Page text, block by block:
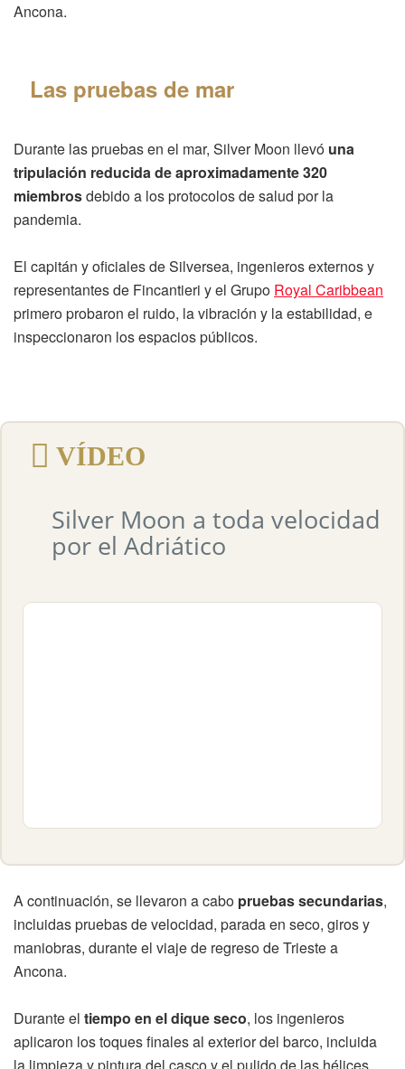
Ancona.
Las pruebas de mar
Durante las pruebas en el mar, Silver Moon llevó una
tripulación reducida de aproximadamente 320
miembrosdebido a los protocolos de salud por la
pandemia.
El capitán y oficiales de Silversea, ingenieros externos y
representantes de Fincantieri y el Grupo Royal Caribbean
primero probaron el ruido, la vibración y la estabilidad, e
inspeccionaron los espacios públicos.
VÍDEO
Silver Moon a toda velocidad
por el Adriático
A continuación, se llevaron a cabo pruebas secundarias,
incluidas pruebas de velocidad, parada en seco, giros y
maniobras, durante el viaje de regreso de Trieste a
Ancona.
Durante el tiempo en el dique seco, los ingenieros
aplicaron los toques finales al exterior del barco, incluida
la limpieza y pintura del casco y el pulido de las hélices.